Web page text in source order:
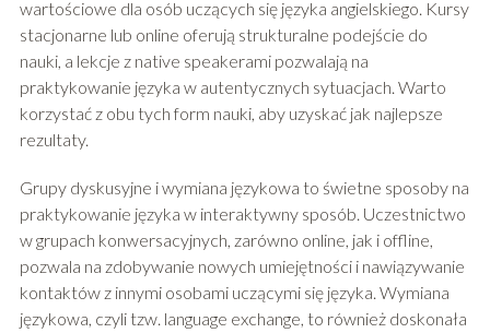
wartościowe dla osób uczących się języka angielskiego. Kursy
stacjonarne lub online oferują strukturalne podejście do
nauki, a lekcje z native speakerami pozwalają na
praktykowanie języka w autentycznych sytuacjach. Warto
korzystać z obu tych form nauki, aby uzyskać jak najlepsze
rezultaty.
Grupy dyskusyjne i wymiana językowa to świetne sposoby na
praktykowanie języka w interaktywny sposób. Uczestnictwo
w grupach konwersacyjnych, zarówno online, jak i offline,
pozwala na zdobywanie nowych umiejętności i nawiązywanie
kontaktów z innymi osobami uczącymi się języka. Wymiana
językowa, czyli tzw. language exchange, to również doskonała